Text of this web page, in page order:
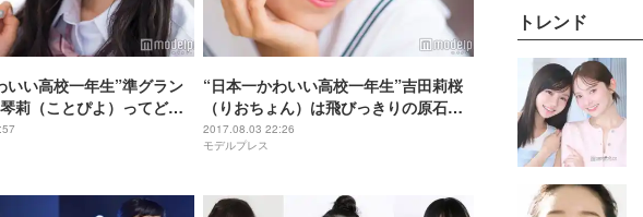
いい高校一年生”準グラン
莉（ことぴよ）ってどん
オーラ全開の美人高校生
“日本一かわいい高校一年生”吉田莉桜
（りおちょん）は飛びっきりの原石だ
った！＜一問一答／高一ミスコン＞
2017.08.03 22:26
モデルプレス
トレンド